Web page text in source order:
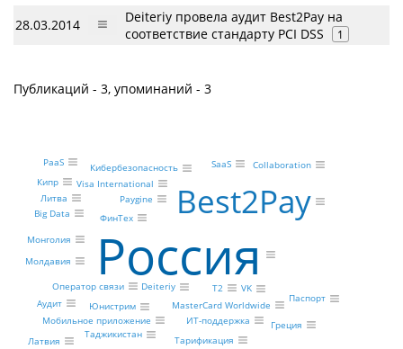
28.03.2014
Deiteriy провела аудит Best2Pay на
соответствие стандарту PCI DSS
1
Публикаций - 3, упоминаний - 3
Россия
Best2Pay
Deiteriy
Paygine
Т2
VK
Юнистрим
MasterCard Worldwide
Visa International
ФинТех
Мобильное приложение
Collaboration
ИТ-поддержка
Оператор связи
SaaS
Кибербезопасность
PaaS
Big Data
Монголия
Молдавия
Греция
Литва
Латвия
Кипр
Таджикистан Тарификация
Паспорт
Аудит